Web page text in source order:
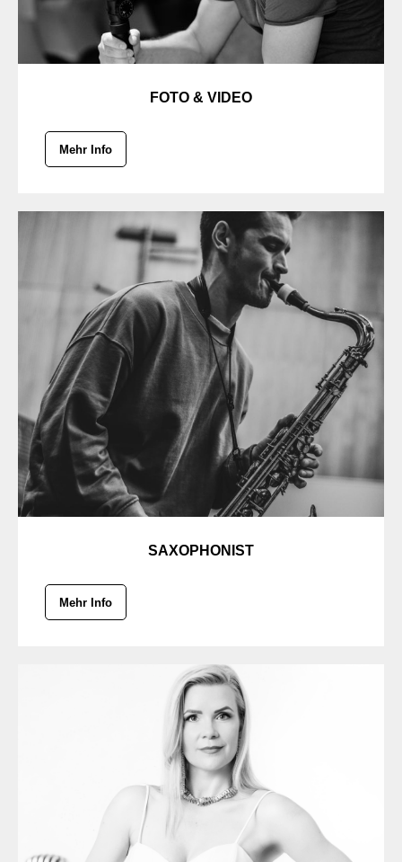
FOTO & VIDEO
Mehr Info
SAXOPHONIST
Mehr Info